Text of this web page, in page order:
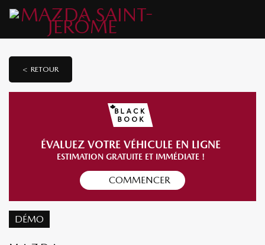
< RETOUR
ÉVALUEZ VOTRE VÉHICULE EN LIGNE
ESTIMATION GRATUITE ET IMMÉDIATE !
COMMENCER
DÉMO